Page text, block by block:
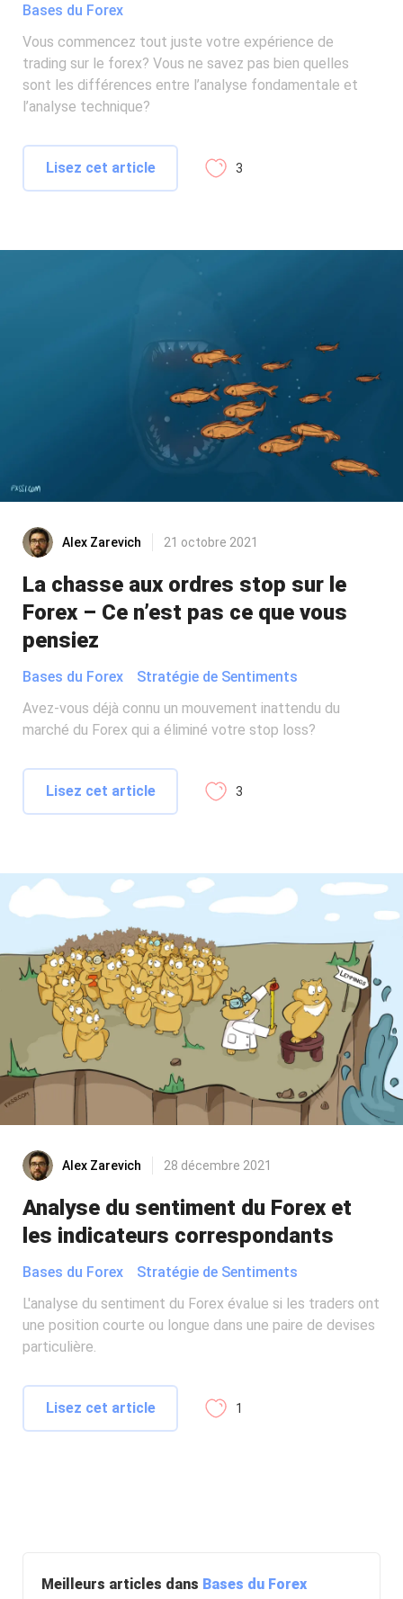
Bases du Forex
Vous commencez tout juste votre expérience de
trading sur le forex? Vous ne savez pas bien quelles
sont les différences entre l’analyse fondamentale et
l’analyse technique?
Lisez cet article 3
Alex Zarevich 21 octobre 2021
La chasse aux ordres stop sur le
Forex – Ce n’est pas ce que vous
pensiez
Bases du Forex
Stratégie de Sentiments
Avez-vous déjà connu un mouvement inattendu du
marché du Forex qui a éliminé votre stop loss?
Lisez cet article 3
Alex Zarevich 28 décembre 2021
Analyse du sentiment du Forex et
les indicateurs correspondants
Bases du Forex
Stratégie de Sentiments
L'analyse du sentiment du Forex évalue si les traders ont
une position courte ou longue dans une paire de devises
particulière.
Lisez cet article 1
Meilleurs articles dans Bases du Forex